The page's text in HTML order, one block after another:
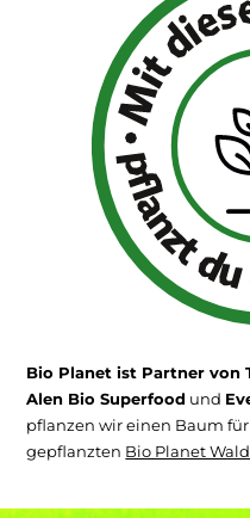
Bio Planet ist Partner von
Alen Bio Superfood und
pflanzen wir einen Baum
gepflanzten Bio Planet